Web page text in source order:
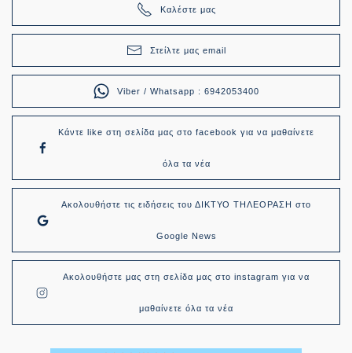
Καλέστε μας
Στείλτε μας email
Viber / Whatsapp : 6942053400
Κάντε like στη σελίδα μας στο facebook για να μαθαίνετε
όλα τα νέα
Ακολουθήστε τις ειδήσεις του ΔΙΚΤΥΟ ΤΗΛΕΟΡΑΣΗ στο
Google News
Ακολουθήστε μας στη σελίδα μας στο instagram για να
μαθαίνετε όλα τα νέα